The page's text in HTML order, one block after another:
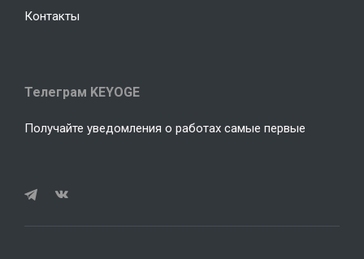
Контакты
Телеграм KEYOGE
Получайте уведомления о работах самые первые